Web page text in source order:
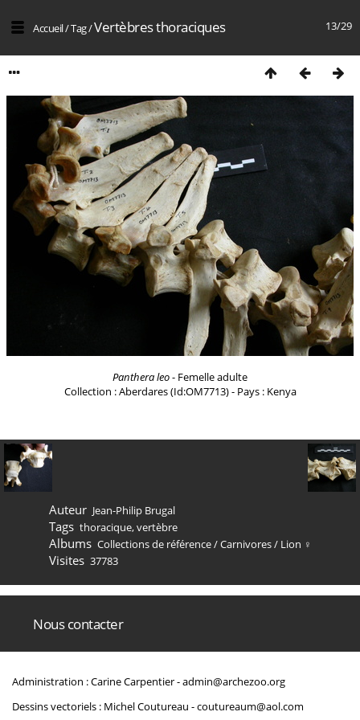
13/29
Accueil/Tag/Vertèbres thoraciques
Panthera leo- Femelle adulte
Collection : Aberdares (Id:OM7713) - Pays : Kenya
Auteur Jean-Philip Brugal
Tags thoracique,vertèbre
Albums Collections de référence/Carnivores/ Lion ♀
Visites 37783
Nous contacter
Administration : Carine Carpentier -admin@archezoo.org
Dessins vectoriels : Michel Coutureau -coutureaum@aol.com